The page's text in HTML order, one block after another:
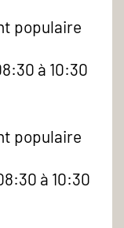
populaire
à 10:30
populaire
à 10:30